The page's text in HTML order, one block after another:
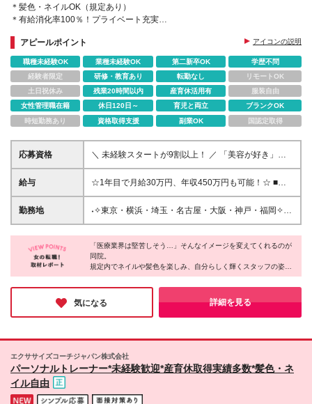
＊髪色・ネイルOK（規定あり）
＊有給消化率100％！プライベート充実
＊患者様一人ひとりに寄り添ったベストな提案を。
アピールポイント アイコンの説明
職種未経験OK 業種未経験OK 第二新卒OK
学歴不問
経験者限定
研修・教育あり 転勤なし
リモートOK
土日祝休み
残業20時間以内 産育休活用有
服装自由
女性管理職在籍
休日120日～ 育児と両立
ブランクOK
時短勤務あり
資格取得支援 副業OK 国認定取得
応募資格
＼ 未経験スタートが9割以上！ ／ 「美容が好き」
「今より稼ぎたい」 その気持ちがあれば、これまで
の経験・学歴は一切問いません✨ 【こんな方にぴった
が好きで、誰かを笑顔にしたい方 ◎安定した高収入
（月給30万円〜）を叶えたい方 ◎オンとオフを切り
らの転職者も大歓迎★ アパレル、カフェ、受付、事
務、エステ、営業など、 先輩たちの前職はさまざ
ま。 「自分を変えたい」という想いを全力でサポー
トします！ ──⋆.˚✧──── ✧⋆.˚── ＼多くの方とお会
いしたいと思っています／ 「いきなり応募は勇気が
いるな…」という方は、 ぜひお気軽に【気になる】
ボタンをタップしてくださいね。 お会いできること
給与
☆1年目で月給30万円、年収450万円も可能！☆ ■月
給25万円～＋業績手当＋賞与年2回＋決算賞与（規定
あり） （みなし残業代月22時間分／月3万5300円を
与を含む ‥‥‥‥‥‥‥ ―★毎月の業績手当って？★― 会
社全体の売上に応じて、毎月全員に支給のチャンスあ
り♪ 「みんなで頑張った成果」を役職ごとに還元する
プラスされるから、 一致団結して楽しく稼げます！
‥‥‥‥‥‥‥ 【試⽤期間中（2か月間）の給与の変動につ
いて】 ◇関東エリア（池袋院、秋葉原院、新橋院、
エリア（⼤阪なんば院、⼤阪梅⽥院、⼤阪京橋院、⼤
阪天王寺院、神⼾三宮院、京都駅前院） ◇東海・九
月給23万円（みなし残業代⽉22時間分／⽉3万2500
勤務地
˖✧東京・横浜・埼玉・名古屋・大阪・神戸・福岡✧˖
★横浜院も6/15OPEN ★駅徒歩3分以内の好立地 【秋
葉原院】 千代田区神田佐久間町2-18-5-3F 【新橋院】
港区新橋1-4-4 FAD15ビル9F 【池袋院】 豊島区南池
袋2-27-5 カテイビル6F 【新宿院】 新宿区新宿3-25-9
新宿モアビル6F 【名古屋院】 名古屋市中村区椿町17-
15 ユース丸悦ビル6F 【名古屋栄院】 名古屋市中区錦
3-24-29 内山ビル4F 【神戸三宮院】 神戸市中央区琴
ノ緒町5-3-5 グリーンシャポービル3F 【大阪天王寺
院】 都島区東野田町2-9-15 山佐ビル4F 【京都駅前
院】 京都市下京区烏丸通七条下る東塩小路町720番地
博多駅東1-12-7 第13岡部ビル7階 ＼オープニング募
「医療業界は堅苦しそう…」そんなイメージを変えてくれるのが
同院。
規定内でネイルや髪色を楽しみ、自分らしく輝くスタッフの姿が
印象的でした。
未経験入社が90％ながら、1年目から【月給30万円】を目指せる
環境には驚きました。完全週休2日制でオフも充実しているから
こそ、心に余裕を持って患者様に向き合えます。
「なりたい私」を叶えながら、理想のライフスタイルを手にした
気になる 詳細を見る
エクササイズコーチジャパン株式会社
パーソナルトレーナー*未経験歓迎*産育休取得実績多数*髪色・ネ
イル自由